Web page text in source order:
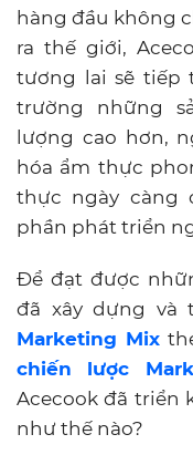
hàng đầu không
ra thế giới,
tương lai sẽ tiếp
trường những
lượng cao hơn,
hóa ẩm thực
thực ngày càng
phần phát triển
Để đạt được
đã xây dựng và
Marketing Mix
chiến lược
Acecook đã triển
như thế nào?